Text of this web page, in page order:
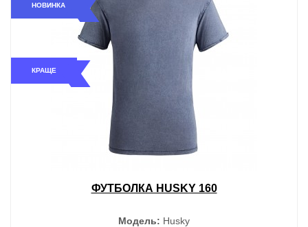
НОВИНКА
КРАЩЕ
ФУТБОЛКА HUSKY 160
Модель: Husky